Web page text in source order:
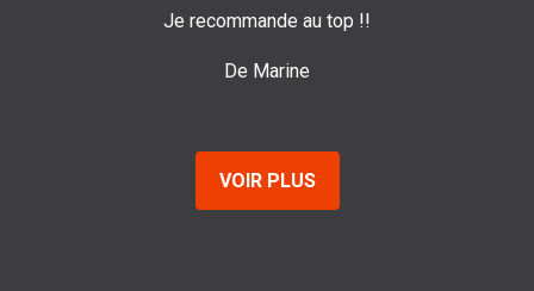
Très bon travail de l'entreprise Sage ! Je les
VOIR PLUS